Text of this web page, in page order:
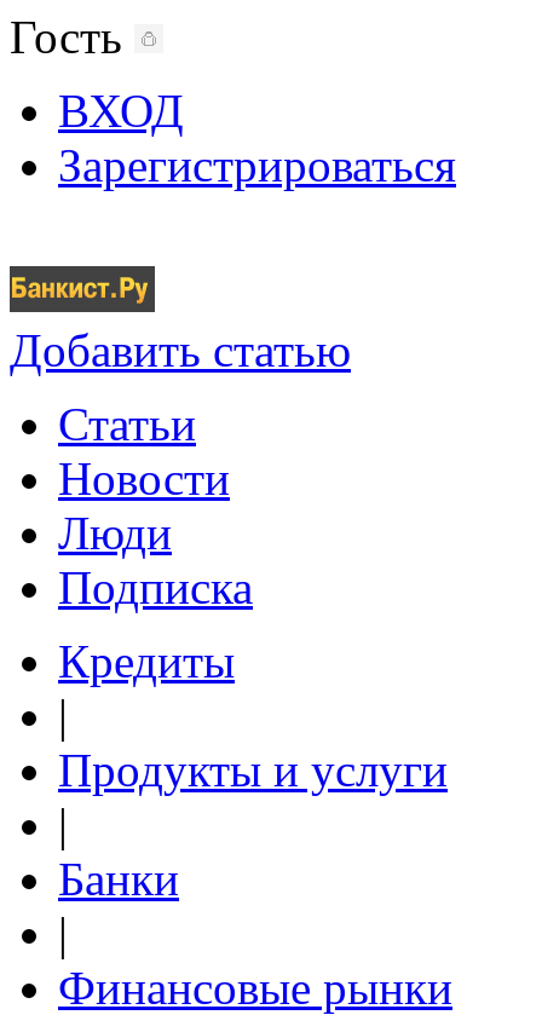
Гость
ВХОД
Зарегистрироваться
Добавить статью
Статьи
Новости
Люди
Подписка
Кредиты
|
Продукты и услуги
|
Банки
|
Финансовые рынки